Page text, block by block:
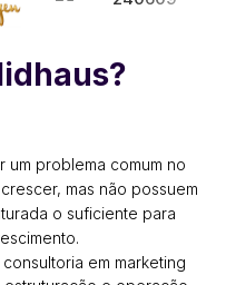
um problema comum no
mas não possuem
o suficiente para
em marketing